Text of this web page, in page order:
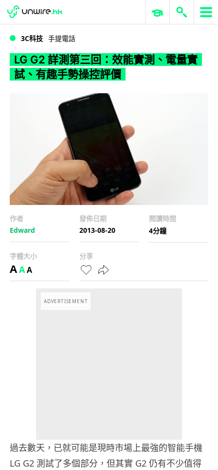
WWDC 2026 ERP 與商業 AI
3C科技 手提電話
LG G2 詳測第三回：效能實測、電量實
試、有趣手勢操控評價
作者
Edward
發佈日期
2013-08-20
閱讀時間
4分鐘
字體大小
AAA
分享
ADVERTISEMENT
過去數天，已就可能是現時市場上最強的智能手機
LG G2 測試了多個部分，但其實 G2 仍有不少值得